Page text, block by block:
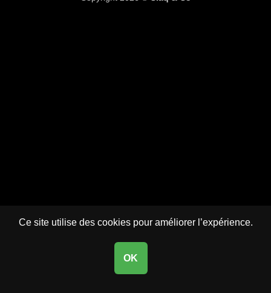
Ce site utilise des cookies pour améliorer l’expérience.
OK